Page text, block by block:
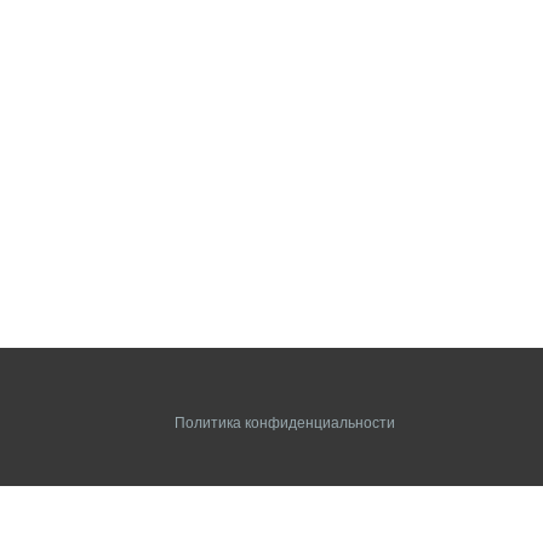
Политика конфиденциальности